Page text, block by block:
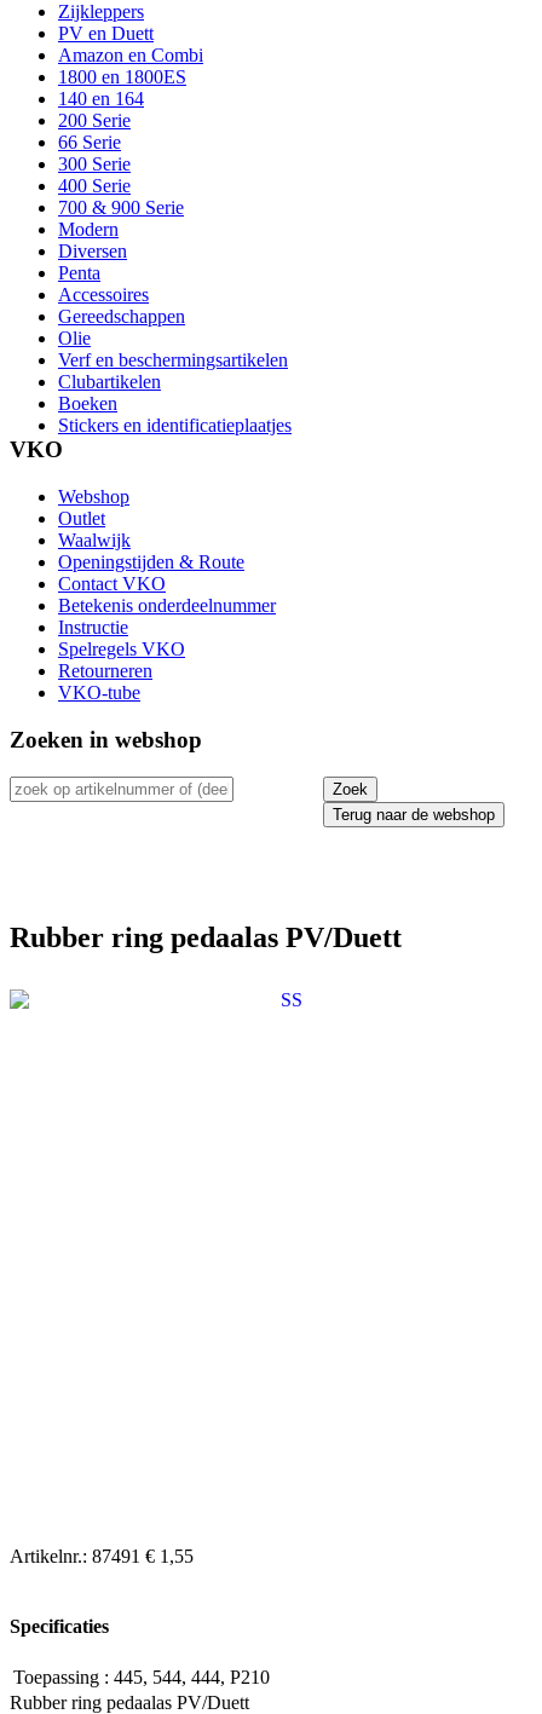
Zijkleppers
PV en Duett
Amazon en Combi
1800 en 1800ES
140 en 164
200 Serie
66 Serie
300 Serie
400 Serie
700 & 900 Serie
Modern
Diversen
Penta
Accessoires
Gereedschappen
Olie
Verf en beschermingsartikelen
Clubartikelen
Boeken
Stickers en identificatieplaatjes
VKO
Webshop
Outlet
Waalwijk
Openingstijden & Route
Contact VKO
Betekenis onderdeelnummer
Instructie
Spelregels VKO
Retourneren
VKO-tube
Zoeken in webshop
Terug naar de webshop
Rubber ring pedaalas PV/Duett
Artikelnr.: 87491 € 1,55
Specificaties
Toepassing : 445, 544, 444, P210
Rubber ring pedaalas PV/Duett